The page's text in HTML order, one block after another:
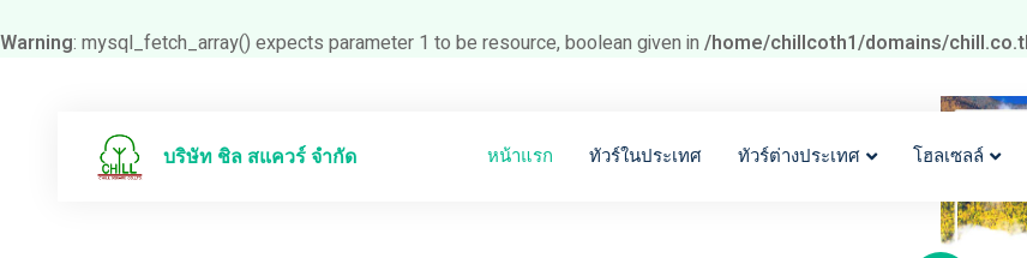
Warning: mysql_fetch_array() expects parameter 1 to be resource, boolean given in /home/chillcoth1/domains/
บริษัท ชิล สแควร์ จำกัด หน้าแรก ทัวร์ในประเทศ ทัวร์ต่างประเทศ โฮลเซลล์